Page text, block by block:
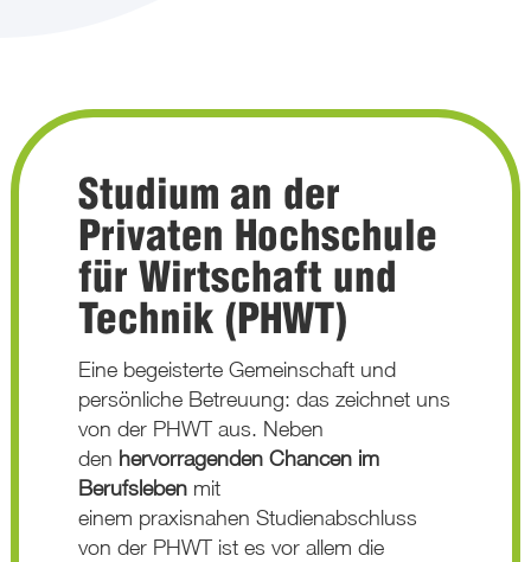
Studium an der
Privaten Hochschule
für Wirtschaft und
Technik (PHWT)
Eine begeisterte Gemeinschaft und
persönliche Betreuung: das zeichnet uns
von der PHWT aus. Neben
den hervorragenden Chancen im
Berufslebenmit
einem praxisnahen Studienabschluss
von der PHWT ist es vor allem die